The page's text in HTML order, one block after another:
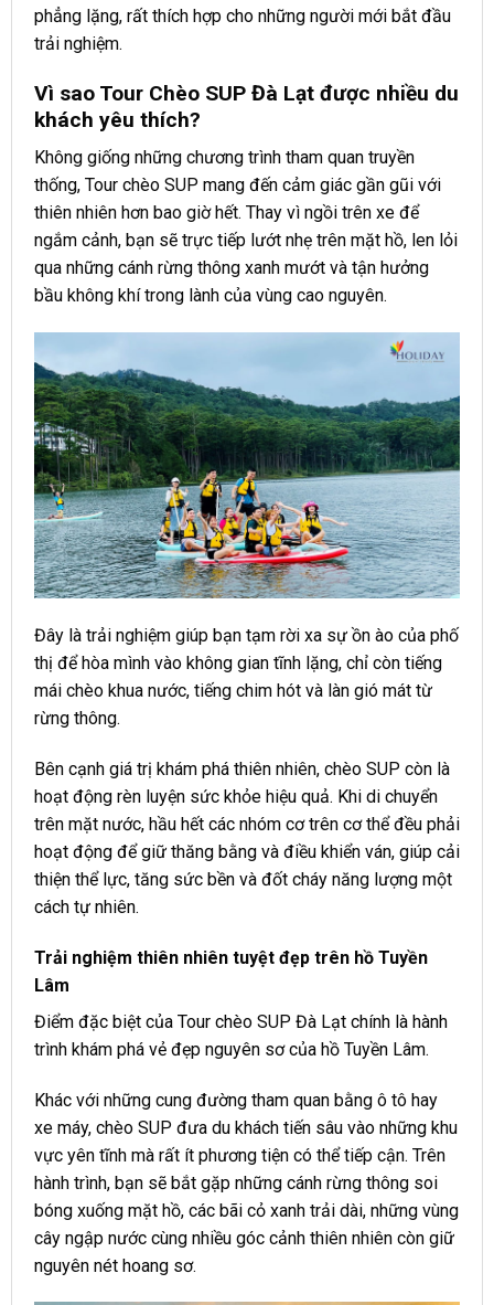
phẳng lặng, rất thích hợp cho những người mới bắt đầu
trải nghiệm.
Vì sao Tour Chèo SUP Đà Lạt được nhiều du
khách yêu thích?
Không giống những chương trình tham quan truyền
thống, Tour chèo SUP mang đến cảm giác gần gũi với
thiên nhiên hơn bao giờ hết. Thay vì ngồi trên xe để
ngắm cảnh, bạn sẽ trực tiếp lướt nhẹ trên mặt hồ, len lỏi
qua những cánh rừng thông xanh mướt và tận hưởng
bầu không khí trong lành của vùng cao nguyên.
Đây là trải nghiệm giúp bạn tạm rời xa sự ồn ào của phố
thị để hòa mình vào không gian tĩnh lặng, chỉ còn tiếng
mái chèo khua nước, tiếng chim hót và làn gió mát từ
rừng thông.
Bên cạnh giá trị khám phá thiên nhiên, chèo SUP còn là
hoạt động rèn luyện sức khỏe hiệu quả. Khi di chuyển
trên mặt nước, hầu hết các nhóm cơ trên cơ thể đều phải
hoạt động để giữ thăng bằng và điều khiển ván, giúp cải
thiện thể lực, tăng sức bền và đốt cháy năng lượng một
cách tự nhiên.
Trải nghiệm thiên nhiên tuyệt đẹp trên hồ Tuyền
Lâm
Điểm đặc biệt của Tour chèo SUP Đà Lạt chính là hành
trình khám phá vẻ đẹp nguyên sơ của hồ Tuyền Lâm.
Khác với những cung đường tham quan bằng ô tô hay
xe máy, chèo SUP đưa du khách tiến sâu vào những khu
vực yên tĩnh mà rất ít phương tiện có thể tiếp cận. Trên
hành trình, bạn sẽ bắt gặp những cánh rừng thông soi
bóng xuống mặt hồ, các bãi cỏ xanh trải dài, những vùng
cây ngập nước cùng nhiều góc cảnh thiên nhiên còn giữ
nguyên nét hoang sơ.